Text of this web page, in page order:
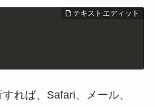
れば、Safari、メール、